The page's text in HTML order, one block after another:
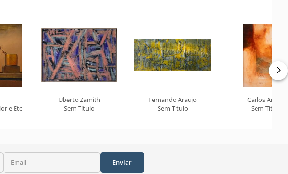
e Etc
Uberto Zamith
Sem Título
Fernando Araujo
Sem Título
Carlos Araújo
Sem Título
Email Enviar